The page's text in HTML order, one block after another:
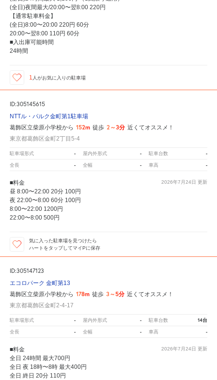
(全日)夜間最大/20:00〜翌8:00 220円
【通常駐車料金】
(全日)8:00〜20:00 220円 60分
20:00〜翌8:00 110円 60分
■入出庫可能時間
24時間
1 人がお気に入りの駐車場
ID:305145615
NTTル・パルク金町第1駐車場
葛飾区立柴原小学校から 152m 徒歩 2～3分 近くてオススメ！
東京都葛飾区金町2丁目5-4
駐車場形式 - 屋内外形式 - 駐車台数 -
全長 - 全幅 - 車高 -
2026年7月24日 更新
■料金
昼 8:00〜22:00 20分 100円
夜 22:00〜8:00 60分 100円
8:00〜22:00 1200円
22:00〜8:00 500円
気に入った駐車場を見つけたら
ハートをタップしてマイPに保存
ID:305147123
エコロパーク 金町第13
葛飾区立柴原小学校から 178m 徒歩 3～5分 近くてオススメ！
東京都葛飾区金町2-4-17
駐車場形式 - 屋内外形式 - 駐車台数 14台
全長 - 全幅 - 車高 -
2026年7月24日 更新
■料金
全日 24時間 最大700円
全日 夜 18時〜8時 最大400円
全日 終日 20分 110円